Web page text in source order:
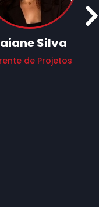
Silva
de Projetos